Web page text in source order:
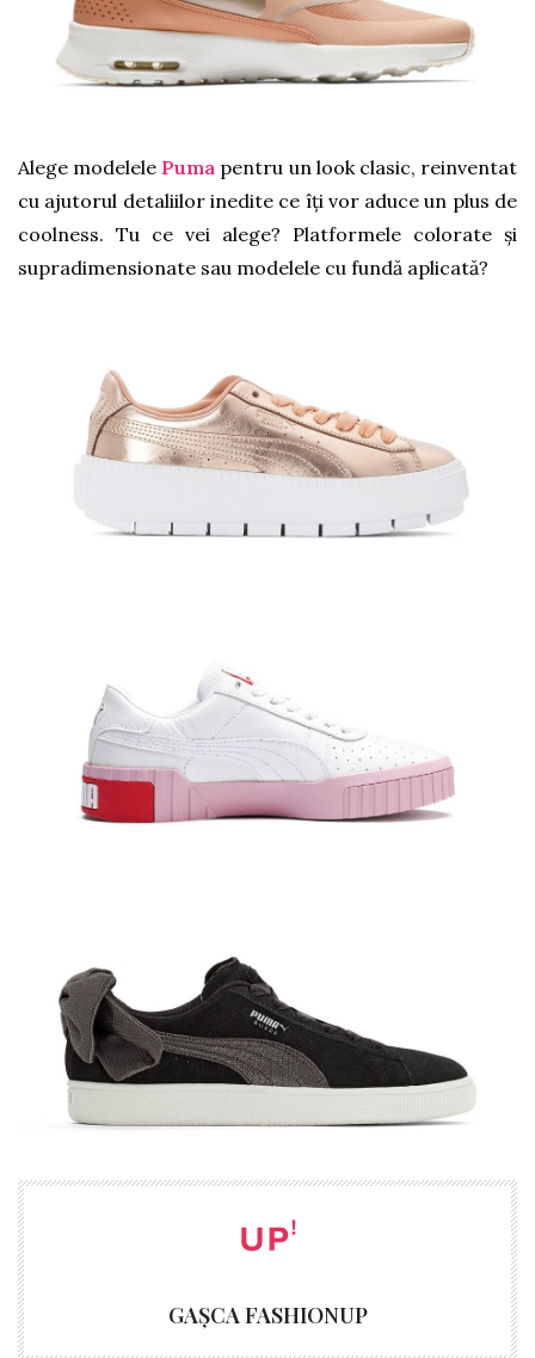
Alege modelele Puma pentru un look clasic, reinventat
cu ajutorul detaliilor inedite ce îți vor aduce un plus de
coolness. Tu ce vei alege? Platformele colorate și
supradimensionate sau modelele cu fundă aplicată?
GAȘCA FASHIONUP